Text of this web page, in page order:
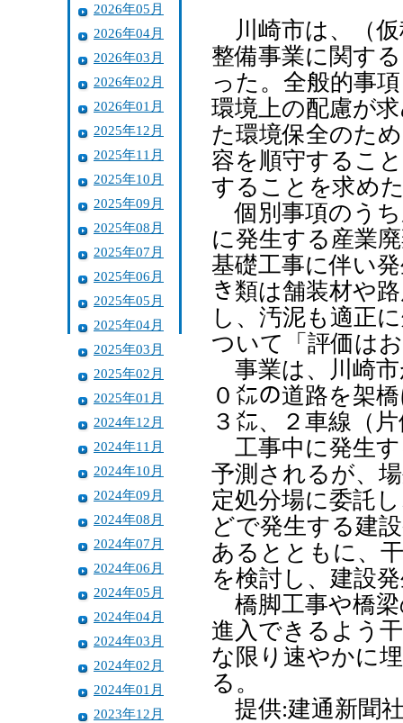
2026年05月
2026年04月
2026年03月
2026年02月
2026年01月
2025年12月
2025年11月
2025年10月
2025年09月
2025年08月
2025年07月
2025年06月
2025年05月
2025年04月
2025年03月
2025年02月
2025年01月
2024年12月
2024年11月
2024年10月
2024年09月
2024年08月
2024年07月
2024年06月
2024年05月
2024年04月
2024年03月
2024年02月
2024年01月
2023年12月
川崎市は、（仮
整備事業に関す
った。全般的事
環境上の配慮が
た環境保全のた
容を順守するこ
することを求め
個別事項のうち
に発生する産業
基礎工事に伴い
き類は舗装材や
し、汚泥も適正
ついて「評価は
事業は、川崎市
０㍍の道路を架
３㍍、２車線（
工事中に発生す
予測されるが、
定処分場に委託
どで発生する建
あるとともに、
を検討し、建設
橋脚工事や橋梁
進入できるよう
な限り速やかに
る。
提供:建通新聞